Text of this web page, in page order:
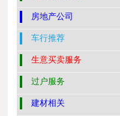
房地产公司
车行推荐
生意买卖服务
过户服务
建材相关